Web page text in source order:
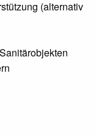
(alternativ